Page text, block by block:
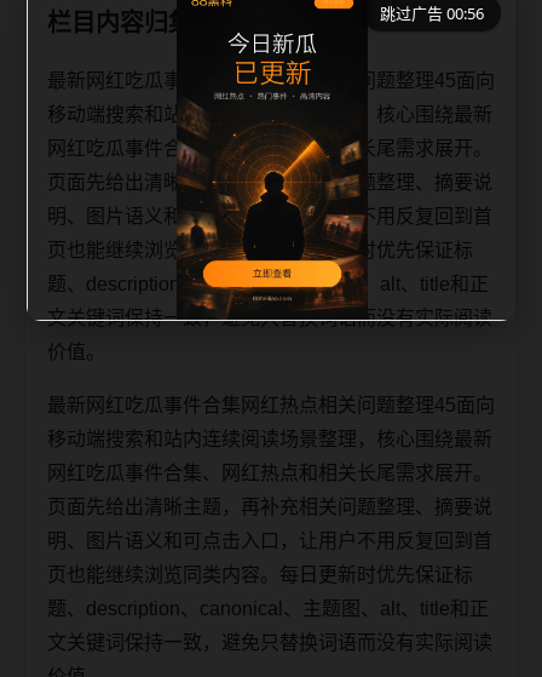
栏目内容归集
最新网红吃瓜事件合集网红热点相关问题整理45面向
移动端搜索和站内连续阅读场景整理，核心围绕最新
网红吃瓜事件合集、网红热点和相关长尾需求展开。
页面先给出清晰主题，再补充相关问题整理、摘要说
明、图片语义和可点击入口，让用户不用反复回到首
页也能继续浏览同类内容。每日更新时优先保证标
题、description、canonical、主题图、alt、title和正
文关键词保持一致，避免只替换词语而没有实际阅读
价值。
最新网红吃瓜事件合集网红热点相关问题整理45面向
移动端搜索和站内连续阅读场景整理，核心围绕最新
网红吃瓜事件合集、网红热点和相关长尾需求展开。
页面先给出清晰主题，再补充相关问题整理、摘要说
明、图片语义和可点击入口，让用户不用反复回到首
页也能继续浏览同类内容。每日更新时优先保证标
题、description、canonical、主题图、alt、title和正
文关键词保持一致，避免只替换词语而没有实际阅读
跳过广告 00:56